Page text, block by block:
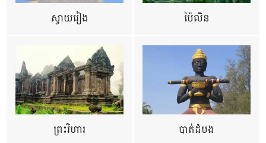
ស្វាយរៀង ប៉ៃលិន
ព្រះវិហារ បាត់ដំបង